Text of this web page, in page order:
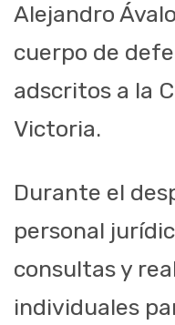
Alejandro
cuerpo de
adscritos a la
Victoria.
Durante el
personal
consultas y
individuales